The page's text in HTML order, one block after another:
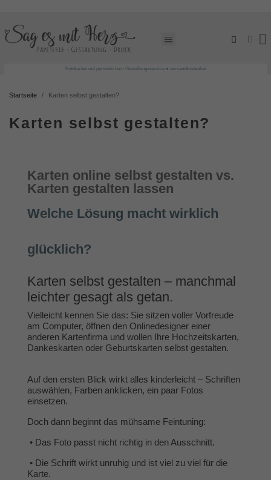
Fotokarten mit persönlichem Gestaltungsservice ♥ versandkostenfrei
Startseite Karten selbst gestalten?
Karten selbst gestalten?
Karten online selbst gestalten vs.
Karten gestalten lassen
Welche Lösung macht wirklich
glücklich?
Karten selbst gestalten – manchmal
leichter gesagt als getan.
Vielleicht kennen Sie das: Sie sitzen voller Vorfreude
am Computer, öffnen den Onlinedesigner einer
anderen Kartenfirma und wollen Ihre Hochzeitskarten,
Dankeskarten oder Geburtskarten selbst gestalten.
Auf den ersten Blick wirkt alles kinderleicht – Schriften
auswählen, Farben anklicken, ein paar Fotos
einsetzen.
Doch dann beginnt das mühsame Feintuning:
• Das Foto passt nicht richtig in den Ausschnitt.
• Die Schrift wirkt unruhig und ist viel zu viel für die
Karte.